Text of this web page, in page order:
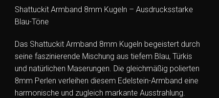
Shattuckit Armband 8mm Kugeln – Ausdrucksstarke
Blau-Töne
Das Shattuckit Armband 8mm Kugeln begeistert durch
seine faszinierende Mischung aus tiefem Blau, Türkis
und natürlichen Maserungen. Die gleichmäßig polierten
8mm Perlen verleihen diesem Edelstein-Armband eine
harmonische und zugleich markante Ausstrahlung.